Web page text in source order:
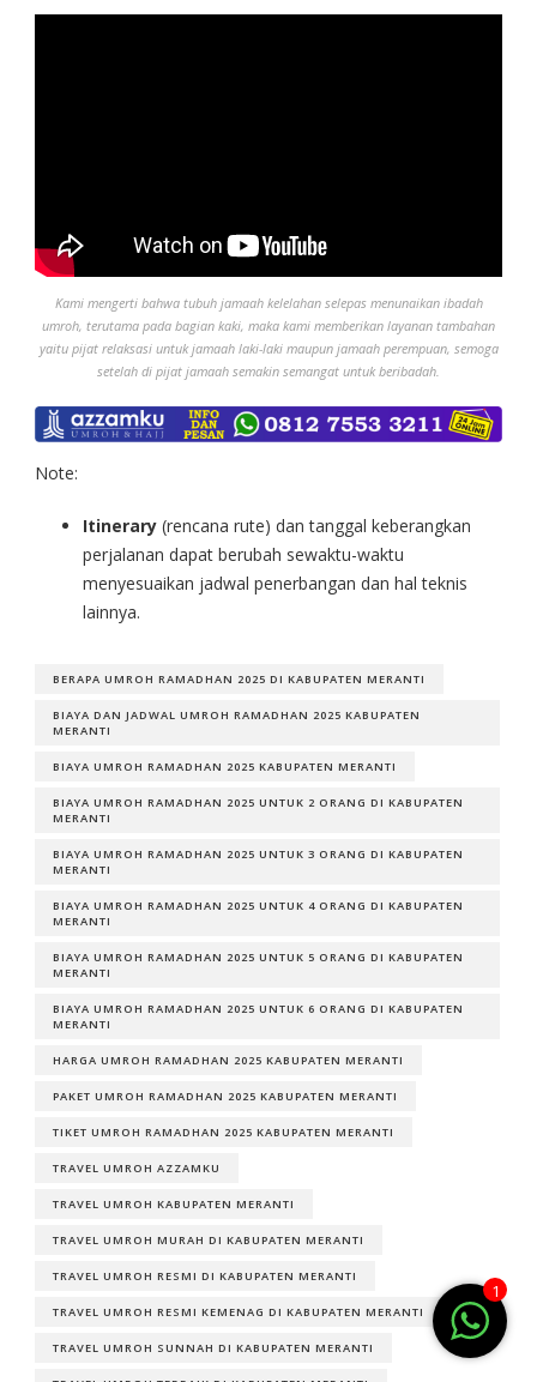
Kami mengerti bahwa tubuh jamaah kelelahan selepas menunaikan ibadah
umroh, terutama pada bagian kaki, maka kami memberikan layanan tambahan
yaitu pijat relaksasi untuk jamaah laki-laki maupun jamaah perempuan, semoga
setelah di pijat jamaah semakin semangat untuk beribadah.
Note:
Itinerary (rencana rute) dan tanggal keberangkan
perjalanan dapat berubah sewaktu-waktu
menyesuaikan jadwal penerbangan dan hal teknis
lainnya.
BERAPA UMROH RAMADHAN 2025 DI KABUPATEN MERANTI
BIAYA DAN JADWAL UMROH RAMADHAN 2025 KABUPATEN
MERANTI
BIAYA UMROH RAMADHAN 2025 KABUPATEN MERANTI
BIAYA UMROH RAMADHAN 2025 UNTUK 2 ORANG DI KABUPATEN
MERANTI
BIAYA UMROH RAMADHAN 2025 UNTUK 3 ORANG DI KABUPATEN
MERANTI
BIAYA UMROH RAMADHAN 2025 UNTUK 4 ORANG DI KABUPATEN
MERANTI
BIAYA UMROH RAMADHAN 2025 UNTUK 5 ORANG DI KABUPATEN
MERANTI
BIAYA UMROH RAMADHAN 2025 UNTUK 6 ORANG DI KABUPATEN
MERANTI
HARGA UMROH RAMADHAN 2025 KABUPATEN MERANTI
PAKET UMROH RAMADHAN 2025 KABUPATEN MERANTI
TIKET UMROH RAMADHAN 2025 KABUPATEN MERANTI
TRAVEL UMROH AZZAMKU
TRAVEL UMROH KABUPATEN MERANTI
TRAVEL UMROH MURAH DI KABUPATEN MERANTI
TRAVEL UMROH RESMI DI KABUPATEN MERANTI
TRAVEL UMROH RESMI KEMENAG DI KABUPATEN MERANTI
TRAVEL UMROH SUNNAH DI KABUPATEN MERANTI
1